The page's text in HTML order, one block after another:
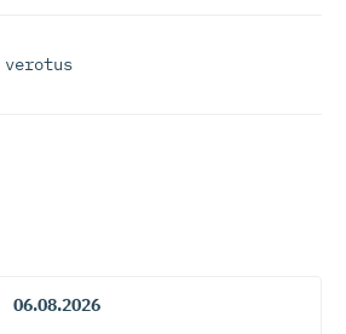
verotus
06.08.2026